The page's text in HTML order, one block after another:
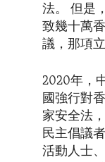
法。 但是
致幾十萬
議，那項
2020年，
國強行對
家安全法
民主倡議
活動人士